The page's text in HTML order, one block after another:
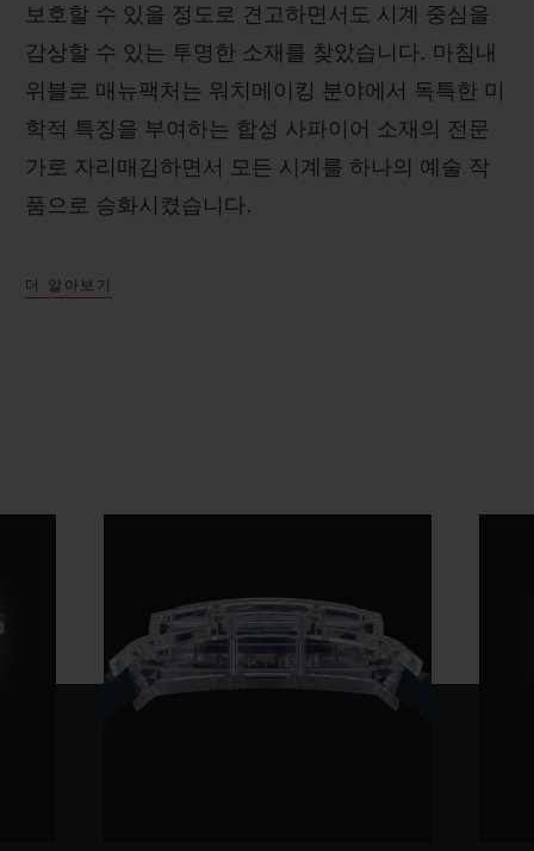
보호할 수 있을 정도로 견고하면서도 시계 중심을
감상할 수 있는 투명한 소재를 찾았습니다. 마침내
위블로 매뉴팩처는 워치메이킹 분야에서 독특한 미
학적 특징을 부여하는 합성 사파이어 소재의 전문
가로 자리매김하면서 모든 시계를 하나의 예술 작
품으로 승화시켰습니다.
더 알아보기